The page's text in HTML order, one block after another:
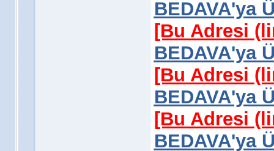
BEDAVA'ya
[Bu Adresi
BEDAVA'ya
[Bu Adresi
BEDAVA'ya
[Bu Adresi
BEDAVA'ya